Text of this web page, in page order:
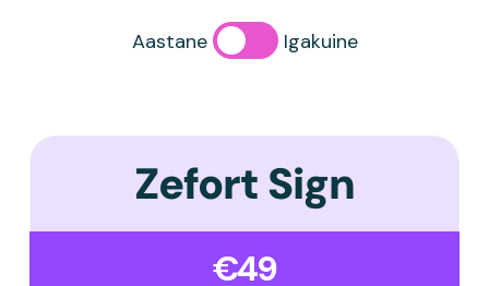
Aastane Igakuine
Zefort Sign
€49